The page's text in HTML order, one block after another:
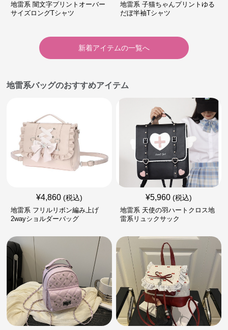
地雷系 闇文字プリントオーバー
サイズロングTシャツ
地雷系 子猫ちゃんプリントゆる
だぼ半袖Tシャツ
新着アイテムの一覧へ
地雷系バッグのおすすめアイテム
¥4,860 (税込)
地雷系 フリルリボン編み上げ
2wayショルダーバッグ
¥5,960 (税込)
地雷系 天使の羽ハートクロス地
雷系リュックサック